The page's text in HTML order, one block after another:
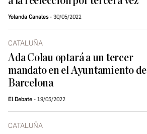
Yolanda Canales 30/05/2022
CATALUÑA
Ada Colau optará a un tercer
mandato en el Ayuntamiento de
Barcelona
El Debate 19/05/2022
CATALUÑA